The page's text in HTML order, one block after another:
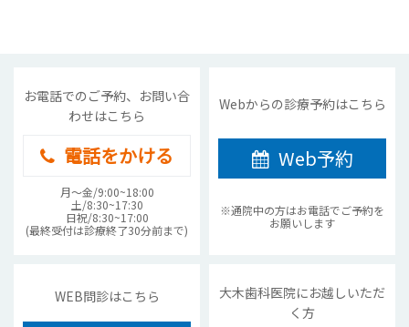
お電話でのご予約、お問い合
わせはこちら
電話をかける
月〜金/9:00~18:00
土/8:30~17:30
日祝/8:30~17:00
(最終受付は診療終了30分前まで)
Webからの診療予約はこちら
Web予約
※通院中の方はお電話でご予約を
お願いします
WEB問診はこちら
大木歯科医院にお越しいただ
く方